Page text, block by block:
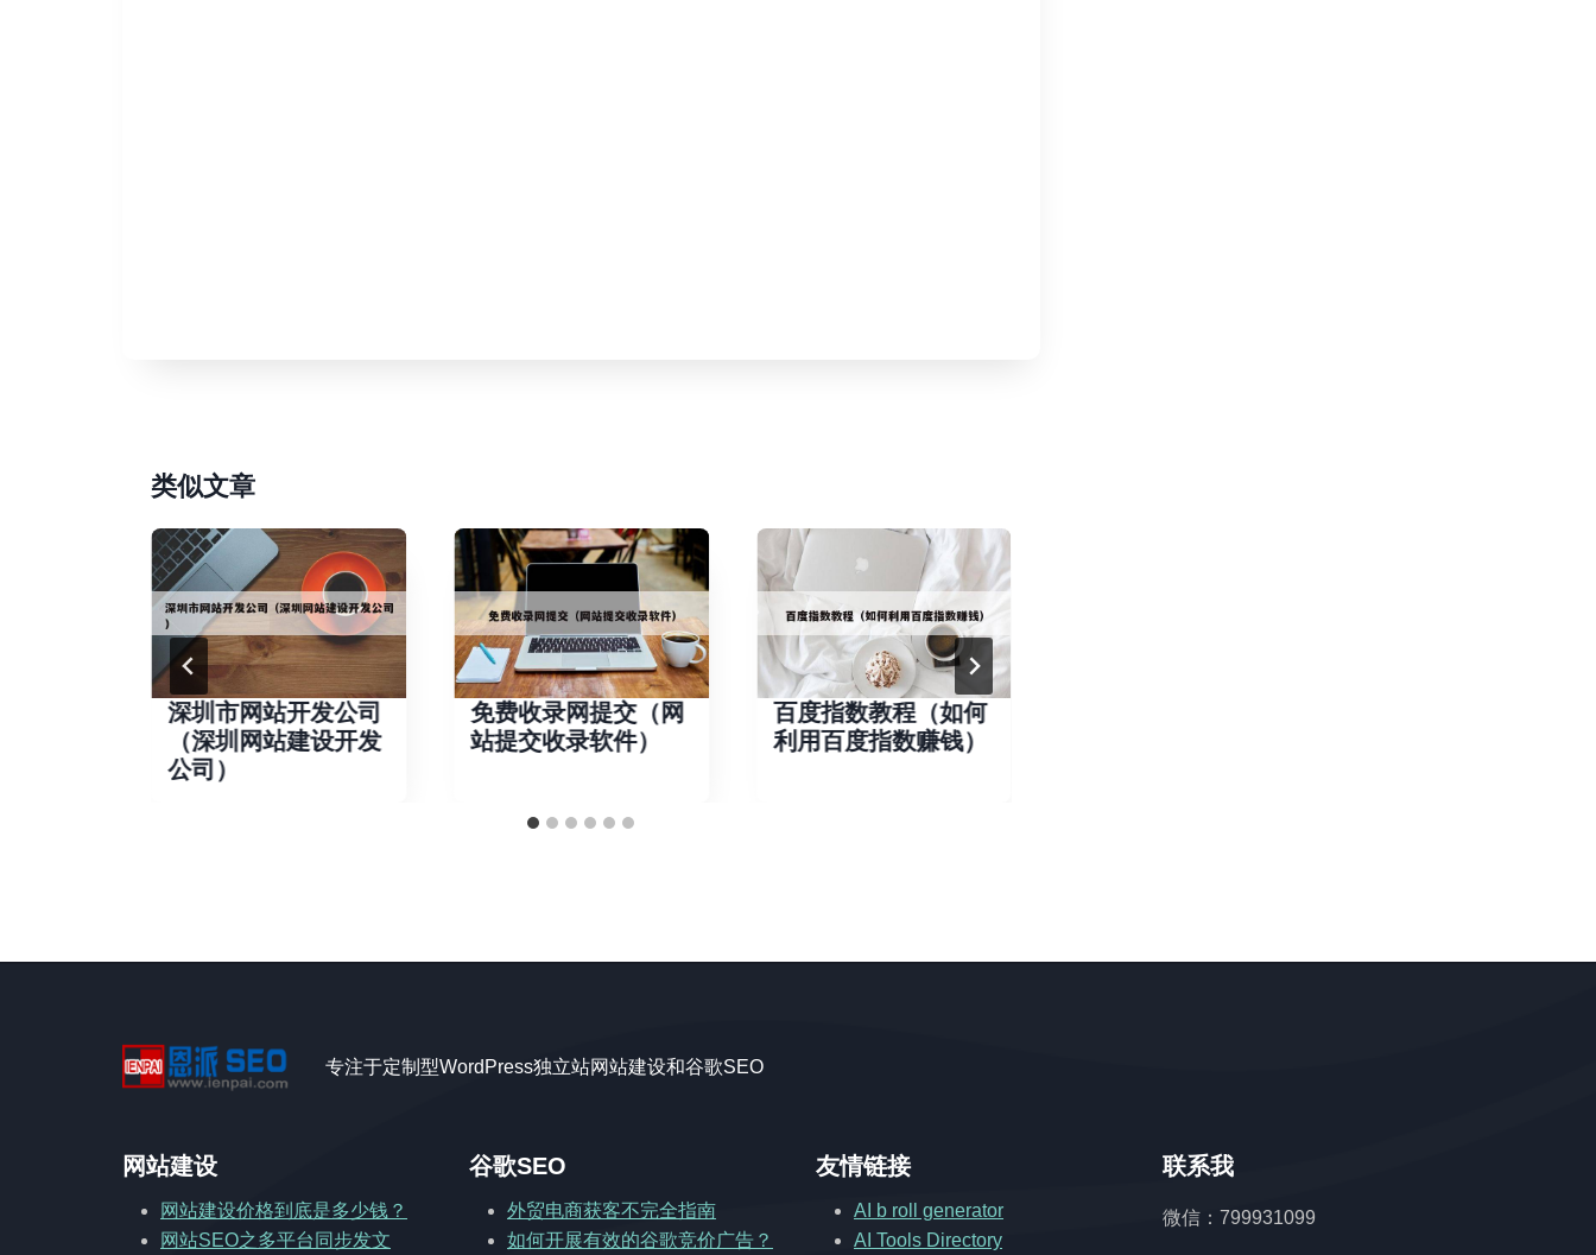
类似文章
深圳市网站开发公司
（深圳网站建设开发
公司）
免费收录网提交（网
站提交收录软件）
百度指数教程（如何
利用百度指数赚钱）
专注于定制型WordPress独立站网站建设和谷歌SEO
网站建设
网站建设价格到底是多少钱？
网站SEO之多平台同步发文
谷歌SEO
外贸电商获客不完全指南
如何开展有效的谷歌竞价广告？
友情链接
AI b roll generator
AI Tools Directory
联系我
微信：799931099